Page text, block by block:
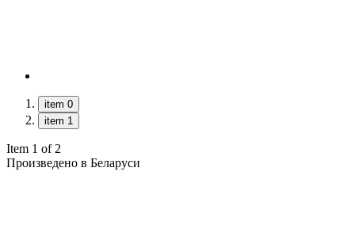
item 0
item 1
Item 1 of 2
Произведено в Беларуси